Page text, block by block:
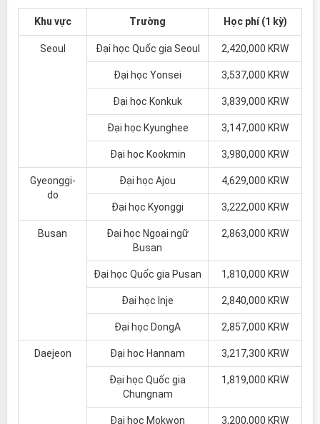
Khu vực Trường Học phí (1 kỳ)
Seoul Đại học Quốc gia Seoul 2,420,000 KRW
Đại học Yonsei 3,537,000 KRW
Đại học Konkuk 3,839,000 KRW
Đại học Kyunghee 3,147,000 KRW
Đại học Kookmin 3,980,000 KRW
Gyeonggi-
do
Đại học Ajou 4,629,000 KRW
Đại học Kyonggi 3,222,000 KRW
Busan
Đại học Ngoại ngữ
Busan
2,863,000 KRW
Đại học Quốc gia Pusan 1,810,000 KRW
Đại học Inje 2,840,000 KRW
Đại học DongA 2,857,000 KRW
Daejeon Đại học Hannam 3,217,300 KRW
Đại học Quốc gia
Chungnam
1,819,000 KRW
Đại học Mokwon 3,200,000 KRW